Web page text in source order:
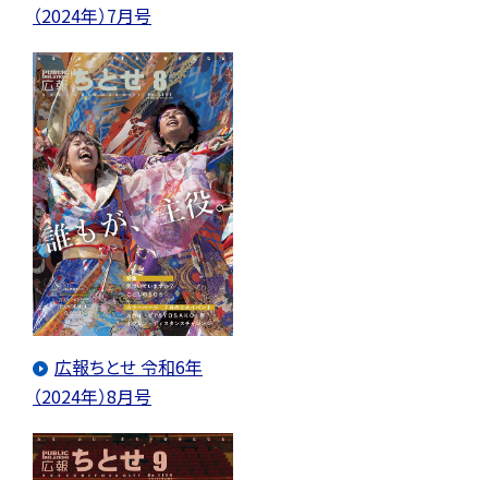
（2024年）7月号
広報ちとせ 令和6年
（2024年）8月号